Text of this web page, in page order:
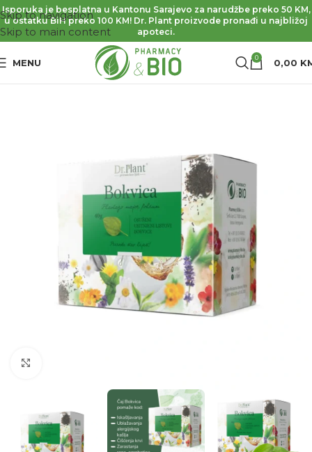
Skip to navigation
Skip to main content
Isporuka je besplatna u Kantonu Sarajevo za narudžbe preko 50 KM,
u ostatku BiH preko 100 KM! Dr. Plant proizvode pronađi u najbližoj
apoteci.
MENU 0 0,00